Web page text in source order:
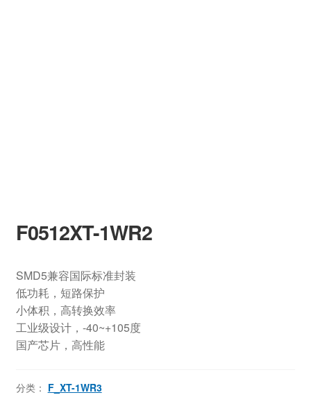
F0512XT-1WR2
SMD5兼容国际标准封装
低功耗，短路保护
小体积，高转换效率
工业级设计，-40~+105度
国产芯片，高性能
分类： F_XT-1WR3